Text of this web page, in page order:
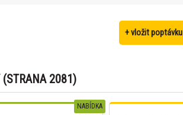
+ vložit poptávku
(STRANA 2081)
NABÍDKA